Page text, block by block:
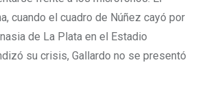
cuando el cuadro de Núñez cayó por
de La Plata en el Estadio
su crisis, Gallardo no se presentó